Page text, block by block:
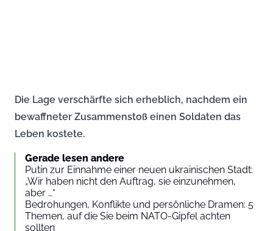
Die Lage verschärfte sich erheblich, nachdem ein
bewaffneter Zusammenstoß einen Soldaten das
Leben kostete.
Gerade lesen andere
Putin zur Einnahme einer neuen ukrainischen Stadt:
„Wir haben nicht den Auftrag, sie einzunehmen,
aber …“
Bedrohungen, Konflikte und persönliche Dramen: 5
Themen, auf die Sie beim NATO-Gipfel achten
sollten